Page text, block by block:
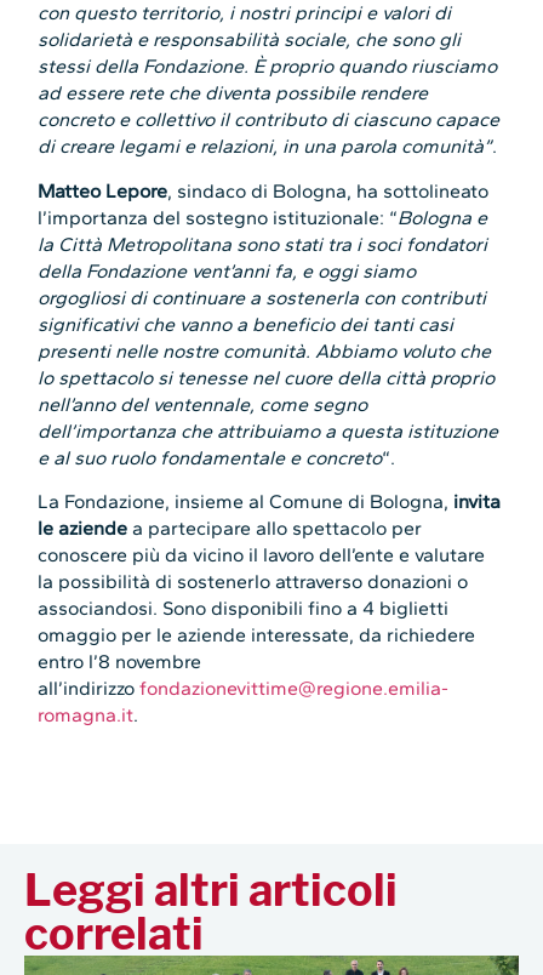
con questo territorio, i nostri principi e valori di
solidarietà e responsabilità sociale, che sono gli
stessi della Fondazione. È proprio quando riusciamo
ad essere rete che diventa possibile rendere
concreto e collettivo il contributo di ciascuno capace
di creare legami e relazioni, in una parola comunità”.
Matteo Lepore, sindaco di Bologna, ha sottolineato
l’importanza del sostegno istituzionale: “Bologna e
la Città Metropolitana sono stati tra i soci fondatori
della Fondazione vent’anni fa, e oggi siamo
orgogliosi di continuare a sostenerla con contributi
significativi che vanno a beneficio dei tanti casi
presenti nelle nostre comunità. Abbiamo voluto che
lo spettacolo si tenesse nel cuore della città proprio
nell’anno del ventennale, come segno
dell’importanza che attribuiamo a questa istituzione
e al suo ruolo fondamentale e concreto“.
La Fondazione, insieme al Comune di Bologna, invita
le aziende a partecipare allo spettacolo per
conoscere più da vicino il lavoro dell’ente e valutare
la possibilità di sostenerlo attraverso donazioni o
associandosi. Sono disponibili fino a 4 biglietti
omaggio per le aziende interessate, da richiedere
entro l’8 novembre
all’indirizzofondazionevittime@regione.emilia-
romagna.it.
Leggi altri articoli
correlati